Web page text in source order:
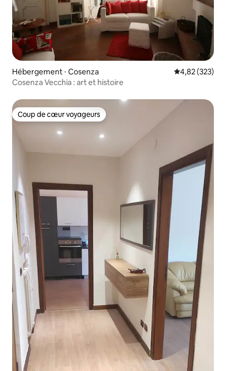
Hébergement ⋅ Cosenza Évaluation
4,82 (323)
Cosenza Vecchia : art et histoire
Coup de cœur voyageurs
Coup de cœur voyageurs